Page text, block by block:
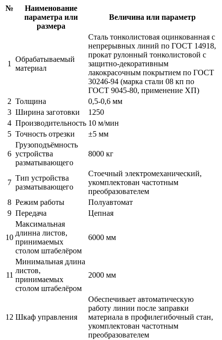
№
Наименование
параметра или
размера
Величина или параметр
1
Обрабатываемый
материал
Сталь тонколистовая оцинкованная с
непрерывных линий по ГОСТ 14918,
прокат рулонный тонколистовой с
защитно-декоративным
лакокрасочным покрытием по ГОСТ
30246-94 (марка стали 08 кп по
ГОСТ 9045-80, применение ХП)
2 Толщина
0,5-0,6 мм
3 Ширина заготовки
1250
4 Производительность 10 м/мин
5 Точность отрезки ±5 мм
6
Грузоподъёмность
устройства
разматывающего
8000 кг
7
Тип устройства
разматывающего
Стоечный электромеханический,
укомплектован частотным
преобразователем
8 Режим работы
Полуавтомат
9 Передача Цепная
10
Максимальная
длинна листов,
принимаемых
столом штабелёром
6000 мм
11
Минимальная длина
листов,
принимаемых
столом штабелёром
2000 мм
12 Шкаф управления
Обеспечивает автоматическую
работу линии после заправки
материала в профилегибочный стан,
укомплектован частотным
преобразователем